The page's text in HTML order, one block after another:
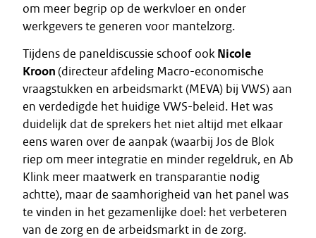
om meer begrip op de werkvloer en onder
werkgevers te generen voor mantelzorg.
Tijdens de paneldiscussie schoof ookNicole
Kroon(directeur afdeling Macro-economische
vraagstukken en arbeidsmarkt (MEVA) bij VWS) aan
en verdedigde het huidige VWS-beleid. Het was
duidelijk dat de sprekers het niet altijd met elkaar
eens waren over de aanpak (waarbij Jos de Blok
riep om meer integratie en minder regeldruk, en Ab
Klink meer maatwerk en transparantie nodig
achtte), maar de saamhorigheid van het panel was
te vinden in het gezamenlijke doel: het verbeteren
van de zorg en de arbeidsmarkt in de zorg.